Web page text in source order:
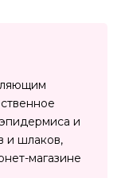
и
и шлаков,
магазине